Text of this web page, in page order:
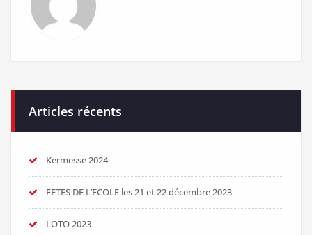
Articles récents
Kermesse 2024
FETES DE L’ECOLE les 21 et 22 décembre 2023
LOTO 2023